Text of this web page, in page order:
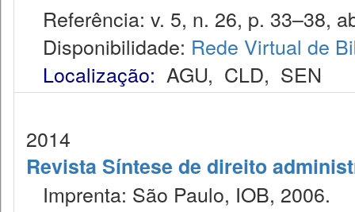
Referência: v. 5, n. 26, p. 33–38,
Disponibilidade: Rede Virtual de
Localização: AGU, CLD, SEN
2014
Revista Síntese de direito
Imprenta: São Paulo, IOB, 2006.